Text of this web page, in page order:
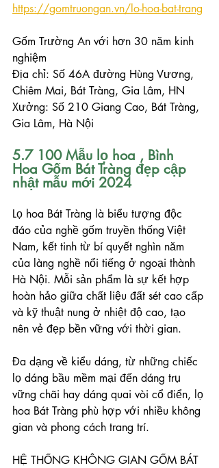
https://gomtruongan.vn/lo-hoa-bat-trang
Gốm Trường An với hơn 30 năm kinh
nghiệm
Địa chỉ: Số 46A đường Hùng Vương,
Chiêm Mai, Bát Tràng, Gia Lâm, HN
Xưởng: Số 210 Giang Cao, Bát Tràng,
Gia Lâm, Hà Nội
5.7 100 Mẫu lọ hoa , Bình
Hoa Gốm Bát Tràng đẹp cập
nhật mẫu mới 2024
Lọ hoa Bát Tràng là biểu tượng độc
đáo của nghề gốm truyền thống Việt
Nam, kết tinh từ bí quyết nghìn năm
của làng nghề nổi tiếng ở ngoại thành
Hà Nội. Mỗi sản phẩm là sự kết hợp
hoàn hảo giữa chất liệu đất sét cao cấp
và kỹ thuật nung ở nhiệt độ cao, tạo
nên vẻ đẹp bền vững với thời gian.
Đa dạng về kiểu dáng, từ những chiếc
lọ dáng bầu mềm mại đến dáng trụ
vững chãi hay dáng quai vòi cổ điển, lọ
hoa Bát Tràng phù hợp với nhiều không
gian và phong cách trang trí.
HỆ THỐNG KHÔNG GIAN GỐM BÁT